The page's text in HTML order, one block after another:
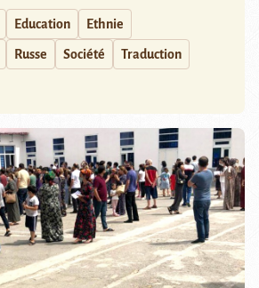
Education Ethnie
Russe Société Traduction